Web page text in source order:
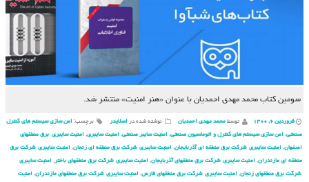
سومین کتاب محمد مهدی احمدیان با عنوان «هنر امنیت» منتشر شد.
فروردین ۶, ۱۴۰۰ توسط محمد مهدی احمدیان نوشته شده در اسلایدر برچسب: امن سازی سیستم های کنترل
صنعتی, امن سازی سیستم های کنترل و اتوماسیون صنعتی, امنیت سایبر صنعتی, امنیت سایبری, امنیت سایبری برق منطقهای
اصفهان, امنیت سایبری شركت برق منطقه ای آذربایجان, امنیت سایبری شركت برق منطقه ای زنجان, امنیت سایبری شركت برق
منطقه ای مازندران, امنیت سایبری شركت برق منطقهای آذربایجان, امنیت سایبری شركت برق منطقهای باختر , امنیت سایبری
شركت برق منطقهای زنجان, امنیت سایبری شركت برق منطقهای فارس, امنیت سایبری شركت برق منطقهای مازندران, امنیت